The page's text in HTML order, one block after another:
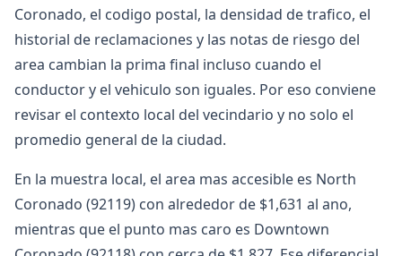
Coronado, el codigo postal, la densidad de trafico, el
historial de reclamaciones y las notas de riesgo del
area cambian la prima final incluso cuando el
conductor y el vehiculo son iguales. Por eso conviene
revisar el contexto local del vecindario y no solo el
promedio general de la ciudad.
En la muestra local, el area mas accesible es North
Coronado (92119) con alrededor de $1,631 al ano,
mientras que el punto mas caro es Downtown